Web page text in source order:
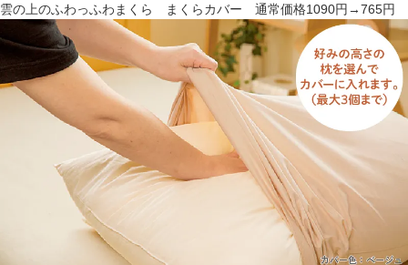
雲の上のふわっふわまくら まくらカバー 通常価格1090円→765円